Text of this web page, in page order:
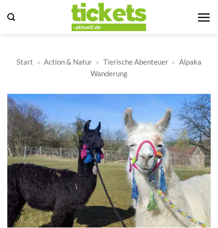
Inhalt
Start » Action & Natur » Tierische Abenteuer » Alpaka
Wanderung